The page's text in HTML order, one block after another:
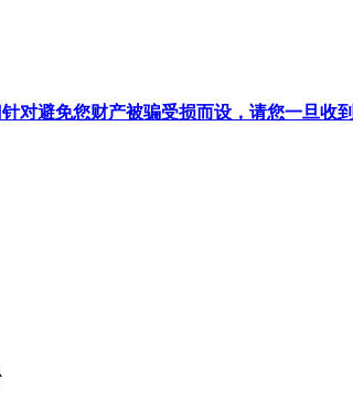
对避免您财产被骗受损而设，请您一旦收